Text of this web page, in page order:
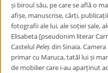
și biroul său, pe care se află o
afișe, manuscrise, cărți,
fotografii ale lui, ale soției sale,
Elisabeta [pseudonim literar
CastelulPeleșdin Sinaia.
primar cu Maruca, tatăl lui și
de mobilier care i-au aparținut